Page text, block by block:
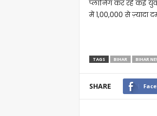
प्लानिंग कर रहे कई
में 1,00,000 से ज़्यादा
TAGS BIHAR BIHAR
SHARE